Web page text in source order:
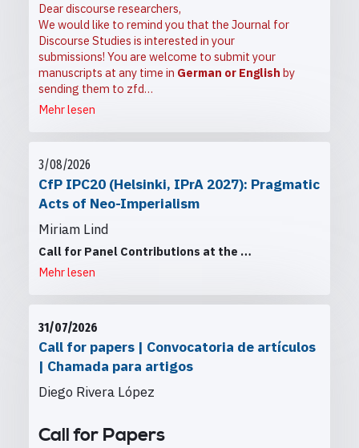
Dear discourse researchers,
We would like to remind you that the Journal for
Discourse Studies is interested in your
submissions! You are welcome to submit your
manuscripts at any time in German or English by
sending them to zfd…
Mehr lesen
3/08/2026
CfP IPC20 (Helsinki, IPrA 2027): Pragmatic
Acts of Neo-Imperialism
Miriam Lind
Call for Panel Contributions at the …
Mehr lesen
31/07/2026
Call for papers | Convocatoria de artículos
| Chamada para artigos
Diego Rivera López
Call for Papers